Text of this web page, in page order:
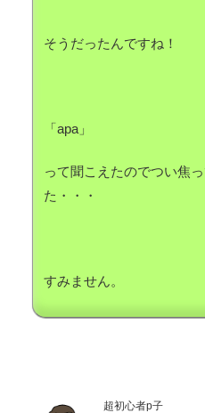
そうだったんですね！
「apa」
って聞こえたのでつい焦
た・・・
すみません。
超初心者p子